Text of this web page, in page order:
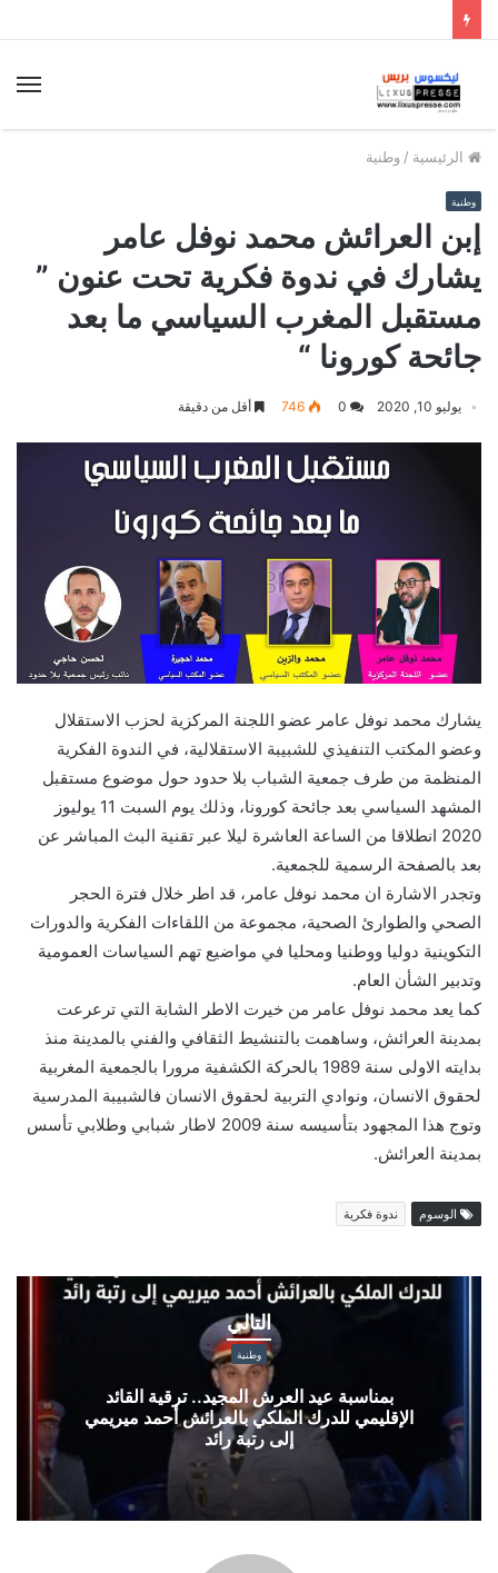
الرئيسية / وطنية
وطنية
إبن العرائش محمد نوفل عامر
يشارك في ندوة فكرية تحت عنون ”
مستقبل المغرب السياسي ما بعد
جائحة كورونا “
يوليو 10, 2020 746 أقل من دقيقة
يشارك محمد نوفل عامر عضو اللجنة المركزية لحزب الاستقلال
وعضو المكتب التنفيذي للشبيبة الاستقلالية، في الندوة الفكرية
المنظمة من طرف جمعية الشباب بلا حدود حول موضوع مستقبل
المشهد السياسي بعد جائحة كورونا، وذلك يوم السبت 11 يوليوز
2020 انطلاقا من الساعة العاشرة ليلا عبر تقنية البث المباشر عن
بعد بالصفحة الرسمية للجمعية.
وتجدر الاشارة ان محمد نوفل عامر، قد اطر خلال فترة الحجر
الصحي والطوارئ الصحية، مجموعة من اللقاءات الفكرية والدورات
التكوينية دوليا ووطنيا ومحليا في مواضيع تهم السياسات العمومية
وتدبير الشأن العام.
كما يعد محمد نوفل عامر من خيرت الاطر الشابة التي ترعرعت
بمدينة العرائش، وساهمت بالتنشيط الثقافي والفني بالمدينة منذ
بدايته الاولى سنة 1989 بالحركة الكشفية مرورا بالجمعية المغربية
لحقوق الانسان، ونوادي التربية لحقوق الانسان فالشبيبة المدرسية
وتوج هذا المجهود بتأسيسه سنة 2009 لاطار شبابي وطلابي تأسس
بمدينة العرائش.
الوسوم ندوة فكرية
التالي
بمناسبة
القائد
الإقليمي
للدرك
الملكي
بالعرائش
أحمد
وطنية
بمناسبة عيد العرش المجيد.. ترقية القائد
الإقليمي للدرك الملكي بالعرائش أحمد ميريمي
إلى رتبة رائد